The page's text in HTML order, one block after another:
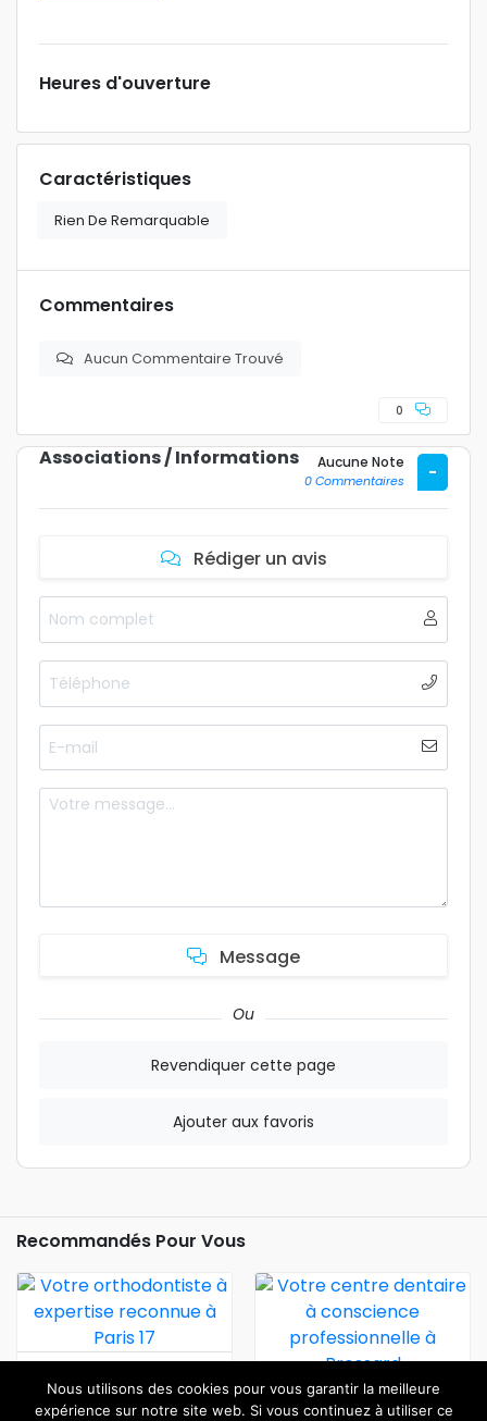
Heures d'ouverture
Caractéristiques
Rien De Remarquable
Commentaires
Aucun Commentaire Trouvé
0
Associations / Informations Aucune Note
0 Commentaires -
Rédiger un avis
Message
Ou
Revendiquer cette page
Ajouter aux favoris
Recommandés Pour Vous
Expertise Reconnue À
Votre Centre Dentaire À
Nous utilisons des cookies pour vous garantir la meilleure
expérience sur notre site web. Si vous continuez à utiliser ce